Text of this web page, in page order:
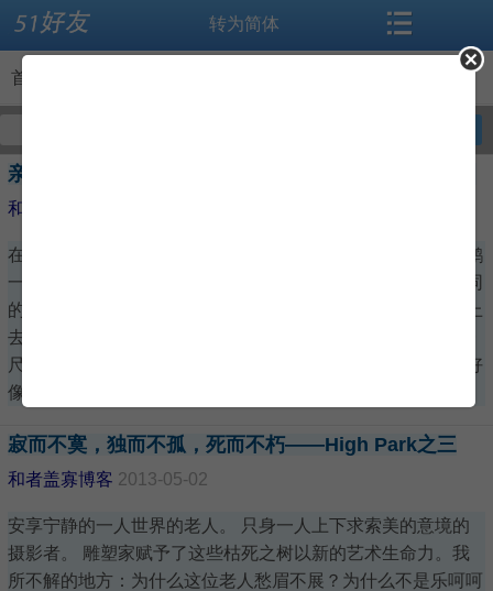
转为简体
首页
亲吻相机的天鹅与胆大贪吃的松鼠——High Park之四
和者盖寡博客
在樱花的湖畔，我见一对情侣正在给一只白天鹅照相。白天鹅
一点都不胆怯，反而像一个训练有素的名模，安然地摆着不同
的姿势。绝好的机会不可错过。我三步并作两步，也赶紧凑上
去“抢拍”。这次，白天鹅根本没有跑远的意思。照相机就在一
尺远的地方，白天鹅镇静自若，还缓慢的原地转动着身子，好
像有意给你不同的拍摄角度。
寂而不寞，独而不孤，死而不朽——High Park之三
和者盖寡博客 2013-05-02
安享宁静的一人世界的老人。 只身一人上下求索美的意境的
摄影者。 雕塑家赋予了这些枯死之树以新的艺术生命力。我
所不解的地方：为什么这位老人愁眉不展？为什么不是乐呵呵
搜索 首页